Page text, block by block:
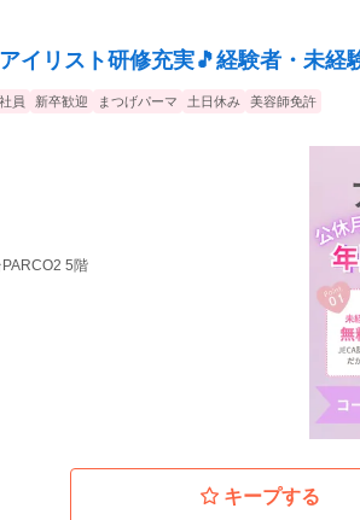
イリスト研修充実🎵経験者・未経
員 新卒歓迎 まつげパーマ 土日休み 美容師免許
5階
キープする